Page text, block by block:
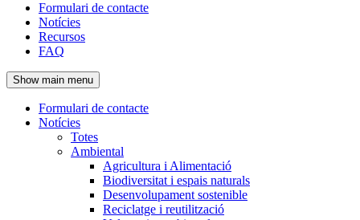
Navegació
principal
de
l'encapçalament
Formulari de contacte
Notícies
Recursos
FAQ
Show main menu
Navegació
principal
Formulari de contacte
Notícies
Totes
Ambiental
Agricultura i Alimentació
Biodiversitat i espais naturals
Desenvolupament sostenible
Reciclatge i reutilització